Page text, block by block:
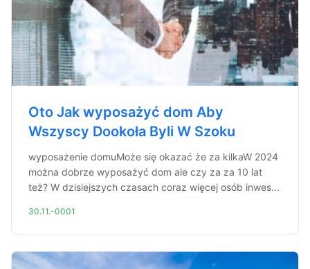
Oto Jak wyposażyć dom Aby
Wszyscy Dookoła Byli W Szoku
wyposażenie domuMoże się okazać że za kilkaW 2024
można dobrze wyposażyć dom ale czy za za 10 lat
też? W dzisiejszych czasach coraz więcej osób inwes...
30.11.-0001